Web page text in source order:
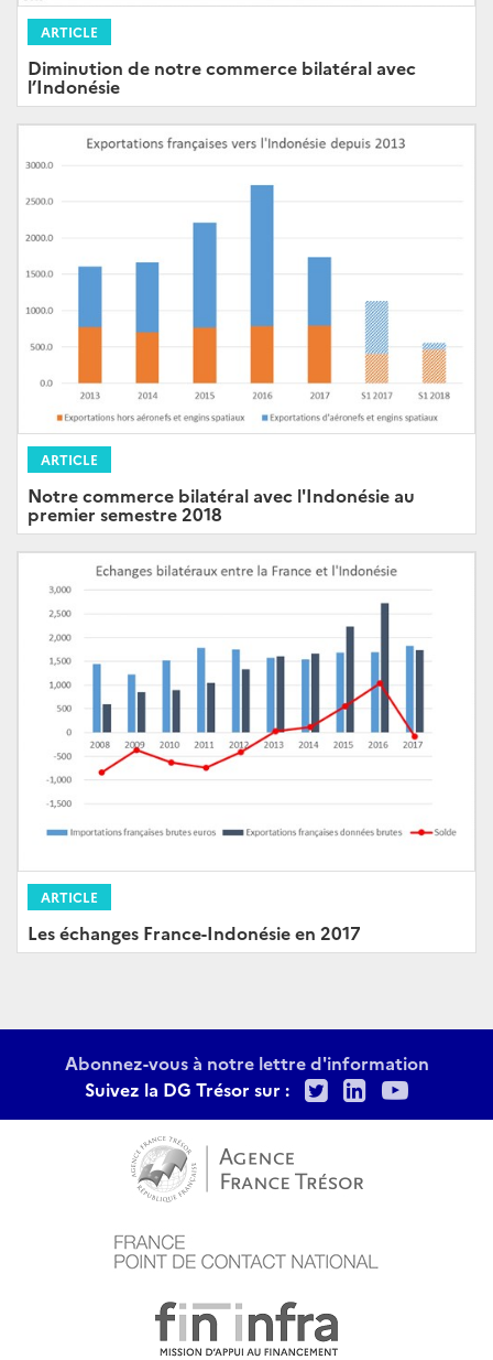
ARTICLE
Diminution de notre commerce bilatéral avec
l’Indonésie
ARTICLE
Notre commerce bilatéral avec l'Indonésie au
premier semestre 2018
ARTICLE
Les échanges France-Indonésie en 2017
Abonnez-vous à notre lettre d'information
Suivez la DG Trésor sur :
TwitterLinkedIn